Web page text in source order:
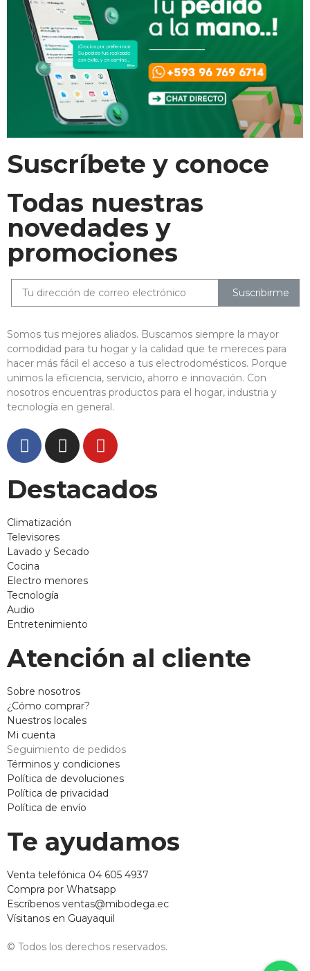
Suscríbete y conoce
Todas nuestras
novedades y
promociones
Suscribirme
Somos tus mejores aliados. Buscamos siempre la mayor
comodidad para tu hogar y la calidad que te mereces para
hacer más fácil el acceso a tus electrodomésticos. Porque
unimos la eficiencia, servicio, ahorro e innovación. Con
nosotros encuentras productos para el hogar, industria y
tecnología en general.
Destacados
Climatización
Televisores
Lavado y Secado
Cocina
Electro menores
Tecnología
Audio
Entretenimiento
Atención al cliente
Sobre nosotros
¿Cómo comprar?
Nuestros locales
Mi cuenta
Seguimiento de pedidos
Términos y condiciones
Política de devoluciones
Política de privacidad
Política de envío
Te ayudamos
Venta telefónica 04 605 4937
Compra por Whatsapp
Escríbenos ventas@mibodega.ec
Vísitanos en Guayaquil
© Todos los derechos reservados.